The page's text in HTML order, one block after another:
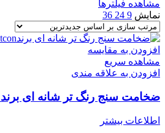
مشاهده فیلترها
نمایش 9
24
36
افزودن به مقایسه
مشاهده سریع
افزودن به علاقه مندی
ضخامت سنج رنگ تر شانه ای برند matcon
اطلاعات بیشتر